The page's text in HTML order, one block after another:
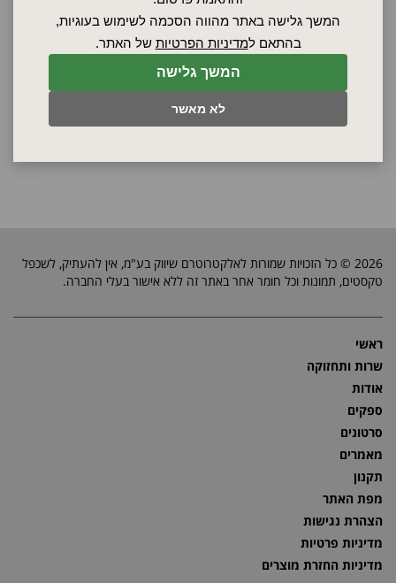
המשך גלישה
לא מאשר
המשך גלישה באתר מהווה הסכמה לשימוש בעוגיות,
בהתאם למדיניות הפרטיות של האתר.
בטיחות התנור עומד בתקן בטיחותCE
בקש הצעת מחיר
2026 © כל הזכויות שמורות לאלקטרוטרם שיווק בע"מ, אין להעתיק, לשכפל
טקסטים, תמונות וכל חומר אחר באתר זה ללא אישור בעלי החברה.
ראשי
שרות ותחזוקה
אודות
ספקים
סרטונים
מאמרים
תקנון
מפת האתר
הצהרת נגישות
מדיניות פרטיות
מדיניות החזרת מוצרים